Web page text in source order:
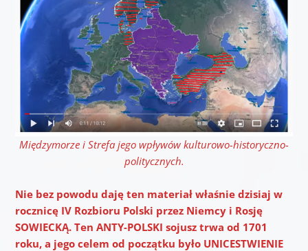
Międzymorze i Strefa jego wpływów kulturowo-historyczno-
politycznych.
Nie bez powodu daję ten materiał właśnie dzisiaj w
rocznicę IV Rozbioru Polski przez Niemcy i Rosję
SOWIECKĄ. Ten ANTY-POLSKI sojusz trwa od 1701
roku, a jego celem od początku było UNICESTWIENIE